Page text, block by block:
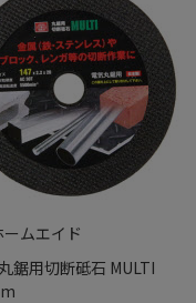
ムエイド
鋸用切断砥石 MULTI